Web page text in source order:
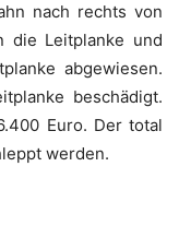
nach rechts von
die Leitplanke und
abgewiesen.
beschädigt.
Euro. Der total
werden.